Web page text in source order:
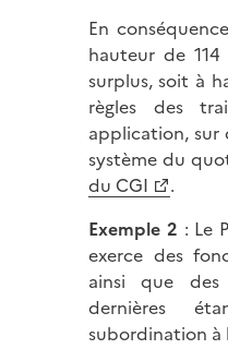
En
hauteur de
surplus, soit à
règles des
application, sur
système du
du CGI
.
Exemple 2 : Le
exerce des
ainsi que des
dernières
subordination à